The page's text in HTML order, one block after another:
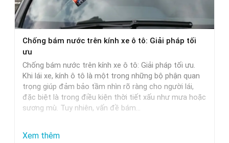
Nước
Rửa
Xe
Phù
Nhất
Chống bám nước trên kính xe ô tô: Giải pháp tối
ưu
Chống bám nước trên kính xe ô tô: Giải pháp tối ưu.
Khi lái xe, kính ô tô là một trong những bộ phận quan
trọng giúp đảm bảo tầm nhìn rõ ràng cho người lái,
đặc biệt là trong điều kiện thời tiết xấu như mưa hoặc
sương mù. Tuy nhiên, vấn đề bám…
Xem thêm: